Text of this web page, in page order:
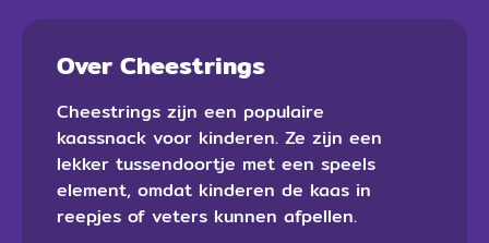
Over Cheestrings
Cheestrings zijn een populaire
kaassnack voor kinderen. Ze zijn een
lekker tussendoortje met een speels
element, omdat kinderen de kaas in
reepjes of veters kunnen afpellen.